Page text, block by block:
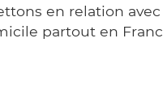
en relation
partout en